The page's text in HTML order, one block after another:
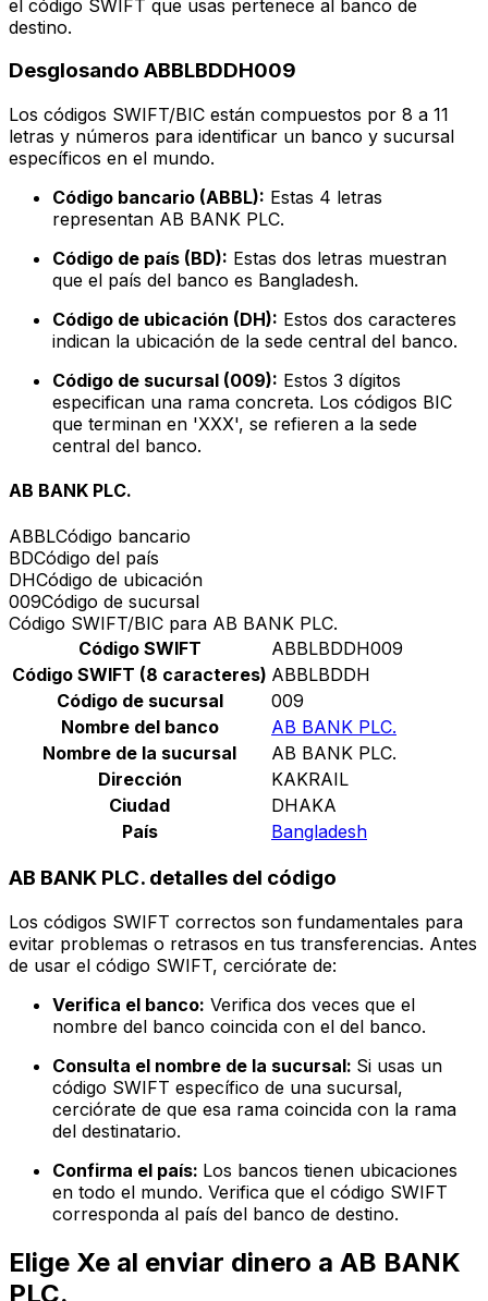
el código SWIFT que usas pertenece al banco de
destino.
Desglosando ABBLBDDH009
Los códigos SWIFT/BIC están compuestos por 8 a 11
letras y números para identificar un banco y sucursal
específicos en el mundo.
Código bancario (ABBL): Estas 4 letras
representan AB BANK PLC.
Código de país (BD): Estas dos letras muestran
que el país del banco es Bangladesh.
Código de ubicación (DH): Estos dos caracteres
indican la ubicación de la sede central del banco.
Código de sucursal (009): Estos 3 dígitos
especifican una rama concreta. Los códigos BIC
que terminan en 'XXX', se refieren a la sede
central del banco.
AB BANK PLC.
ABBLCódigo bancario
BDCódigo del país
DHCódigo de ubicación
009Código de sucursal
Código SWIFT/BIC para AB BANK PLC.
Código SWIFT
ABBLBDDH009
Código SWIFT (8 caracteres) ABBLBDDH
Código de sucursal
009
Nombre del banco
AB BANK PLC.
Nombre de la sucursal
AB BANK PLC.
Dirección
KAKRAIL
Ciudad
DHAKA
País
Bangladesh
AB BANK PLC. detalles del código
Los códigos SWIFT correctos son fundamentales para
evitar problemas o retrasos en tus transferencias. Antes
de usar el código SWIFT, cerciórate de:
Verifica el banco: Verifica dos veces que el
nombre del banco coincida con el del banco.
Consulta el nombre de la sucursal: Si usas un
código SWIFT específico de una sucursal,
cerciórate de que esa rama coincida con la rama
del destinatario.
Confirma el país: Los bancos tienen ubicaciones
en todo el mundo. Verifica que el código SWIFT
corresponda al país del banco de destino.
Elige Xe al enviar dinero a AB BANK
PLC.